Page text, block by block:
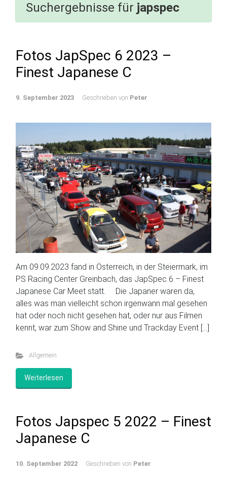
Suchergebnisse für japspec
Fotos JapSpec 6 2023 –
Finest Japanese C
9. September 2023 Geschrieben von Peter
Am 09.09.2023 fand in Österreich, in der Steiermark, im
PS Racing Center Greinbach, das JapSpec 6 – Finest
Japanese Car Meet statt. Die Japaner waren da,
alles was man vielleicht schon irgenwann mal gesehen
hat oder noch nicht gesehen hat, oder nur aus Filmen
kennt, war zum Show and Shine und Trackday Event […]
Allgemein
Weiterlesen
Fotos Japspec 5 2022 – Finest
Japanese C
10. September 2022 Geschrieben von Peter